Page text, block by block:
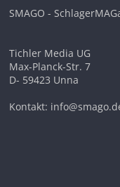
SMAGO -
Tichler Media UG
Max-Planck-Str. 7
D- 59423 Unna
Kontakt: